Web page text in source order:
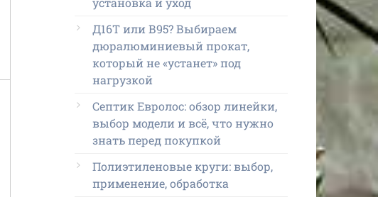
Д16Т или В95? Выбираем
дюралюминиевый прокат,
который не «устанет» под
нагрузкой
Септик Евролос: обзор линейки,
выбор модели и всё, что нужно
знать перед покупкой
Полиэтиленовые круги: выбор,
применение, обработка